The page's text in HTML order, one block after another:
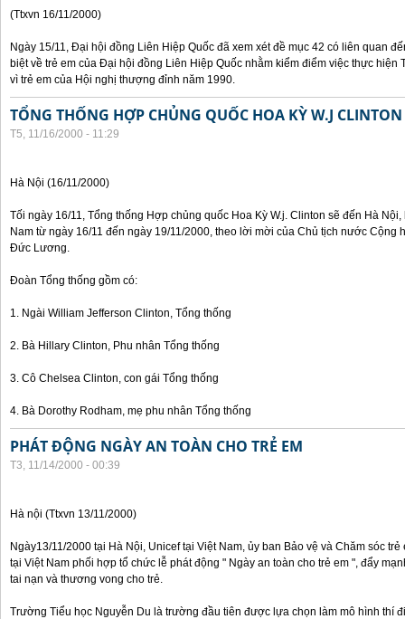
(Ttxvn 16/11/2000)
Ngày 15/11, Đại hội đồng Liên Hiệp Quốc đã xem xét đề mục 42 có liên quan
biệt về trẻ em của Đại hội đồng Liên Hiệp Quốc nhằm kiểm điểm việc thực
vì trẻ em của Hội nghị thượng đỉnh năm 1990.
TỔNG THỐNG HỢP CHỦNG QUỐC HOA KỲ W.J
T5, 11/16/2000 - 11:29
Hà Nội (16/11/2000)
Tối ngày 16/11, Tổng thống Hợp chủng quốc Hoa Kỳ W.j. Clinton sẽ đến Hà
Nam từ ngày 16/11 đến ngày 19/11/2000, theo lời mời của Chủ tịch nước Cộng
Đức Lương.
Đoàn Tổng thống gồm có:
1. Ngài William Jefferson Clinton, Tổng thống
2. Bà Hillary Clinton, Phu nhân Tổng thống
3. Cô Chelsea Clinton, con gái Tổng thống
4. Bà Dorothy Rodham, mẹ phu nhân Tổng thống
PHÁT ĐỘNG NGÀY AN TOÀN CHO TRẺ EM
T3, 11/14/2000 - 00:39
Hà nội (Ttxvn 13/11/2000)
Ngày13/11/2000 tại Hà Nội, Unicef tại Việt Nam, ủy ban Bảo vệ và Chăm sóc
tại Việt Nam phối hợp tổ chức lễ phát động " Ngày an toàn cho trẻ em ", đẩy
tai nạn và thương vong cho trẻ.
Trường Tiểu học Nguyễn Du là trường đầu tiên được lựa chọn làm mô hình thí